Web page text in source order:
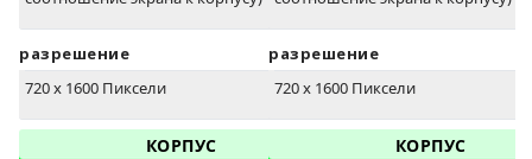
разрешение
720 x 1600 Пиксели
КОРПУС
разрешение
720 x 1600 Пиксели
КОРПУС